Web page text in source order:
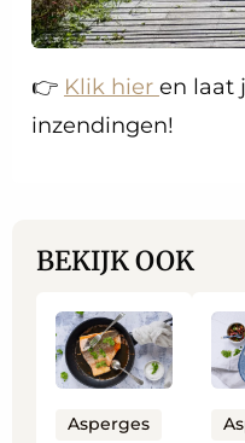
👉 Klik hier en laat
inzendingen!
BEKIJK OOK
Asperges
Lees
meer
over
Zalm